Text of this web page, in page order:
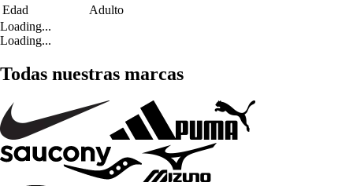
Edad
Adulto
Loading...
Loading...
Todas nuestras marcas